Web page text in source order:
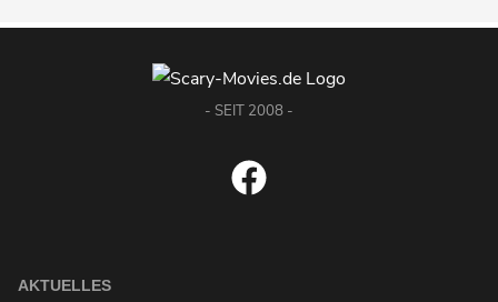
- SEIT 2008 -
AKTUELLES